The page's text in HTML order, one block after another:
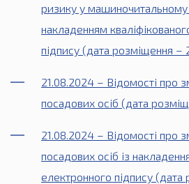
ризику у машиночитальному
накладенням
підпису (дата розміщення –
21.08.2024 – Відомості про
посадових осіб (дата
21.08.2024 – Відомості про
посадових осіб із
електронного підпису (дата